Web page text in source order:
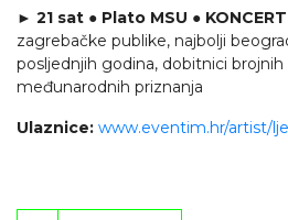
► 21 sat ● Plato MSU ●
zagrebačke publike, najbolji
posljednjih godina, dobitnici
međunarodnih priznanja
Ulaznice: www.eventim.hr/artist/